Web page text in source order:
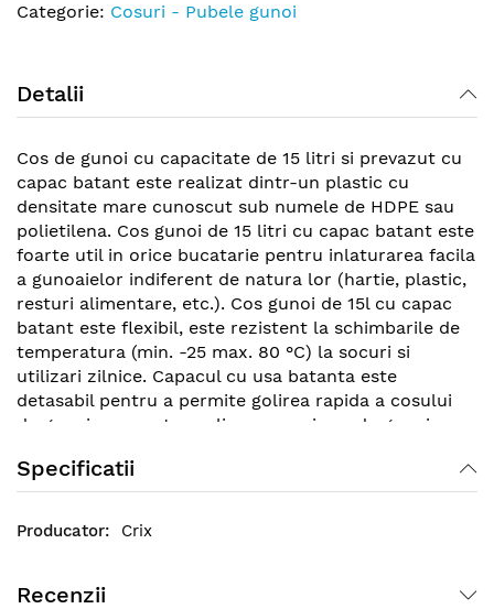
Categorie: Cosuri - Pubele gunoi
Detalii
Cos de gunoi cu capacitate de 15 litri si prevazut cu
capac batant este realizat dintr-un plastic cu
densitate mare cunoscut sub numele de HDPE sau
polietilena. Cos gunoi de 15 litri cu capac batant este
foarte util in orice bucatarie pentru inlaturarea facila
a gunoaielor indiferent de natura lor (hartie, plastic,
resturi alimentare, etc.). Cos gunoi de 15l cu capac
batant este flexibil, este rezistent la schimbarile de
temperatura (min. -25 max. 80 °C) la socuri si
utilizari zilnice. Capacul cu usa batanta este
detasabil pentru a permite golirea rapida a cosului
de gunoi sau pentru aplicarea unui sac de gunoi.
Specificatii
Crix
Recenzii